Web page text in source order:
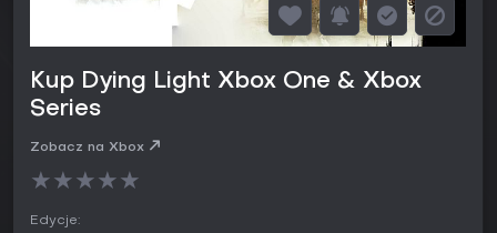
Kup Dying Light Xbox One & Xbox
Series
Zobacz na Xbox
★★★★★
Edycje: